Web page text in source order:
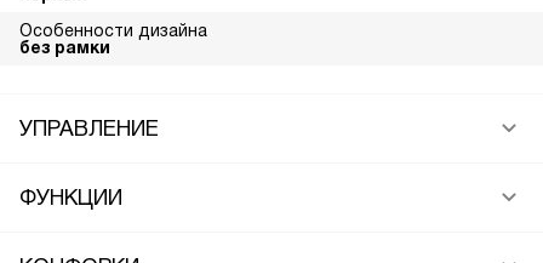
Особенности дизайна
без рамки
УПРАВЛЕНИЕ
ФУНКЦИИ